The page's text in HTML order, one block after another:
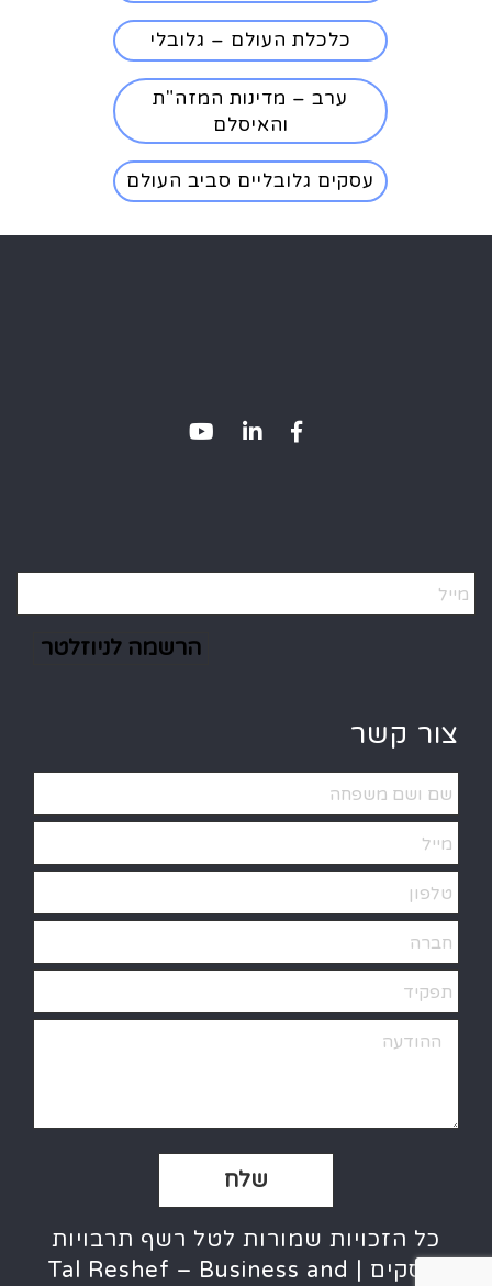
כלכלת העולם – גלובלי
ערב – מדינות המזה"ת
והאיסלם
עסקים גלובליים סביב העולם
צור קשר
Alternative:
כל הזכויות שמורות לטל רשף תרבויות
ועסקים | Tal Reshef – Business and